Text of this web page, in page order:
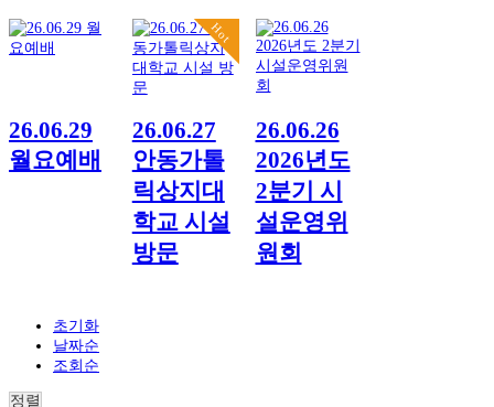
26.06.29
월요예배
Hot
26.06.27
안동가톨
릭상지대
학교 시설
방문
26.06.26
2026년도
2분기 시
설운영위
원회
초기화
날짜순
조회순
정렬